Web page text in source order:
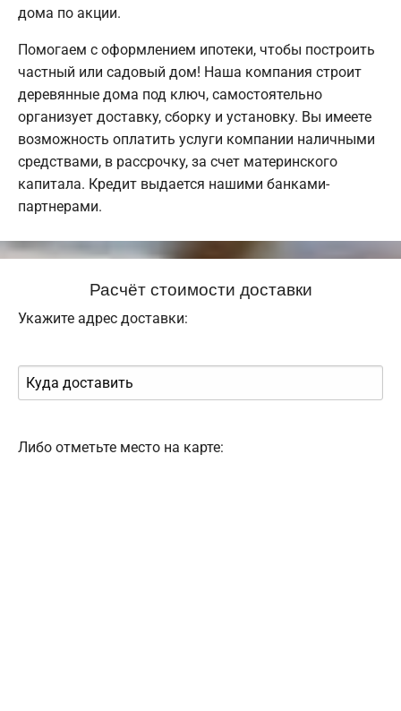
дома по акции.
Помогаем с оформлением ипотеки, чтобы построить
частный или садовый дом! Наша компания строит
деревянные дома под ключ, самостоятельно
организует доставку, сборку и установку. Вы имеете
возможность оплатить услуги компании наличными
средствами, в рассрочку, за счет материнского
капитала. Кредит выдается нашими банками-
партнерами.
Расчёт стоимости доставки
Укажите адрес доставки:
Либо отметьте место на карте: